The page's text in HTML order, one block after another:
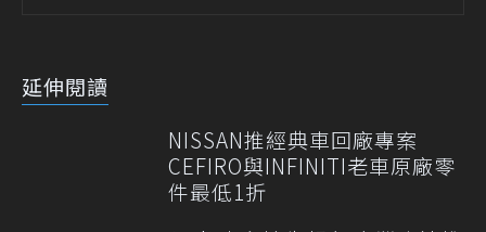
延伸閱讀
NISSAN推經典車回廠專案
CEFIRO與INFINITI老車原廠零
件最低1折